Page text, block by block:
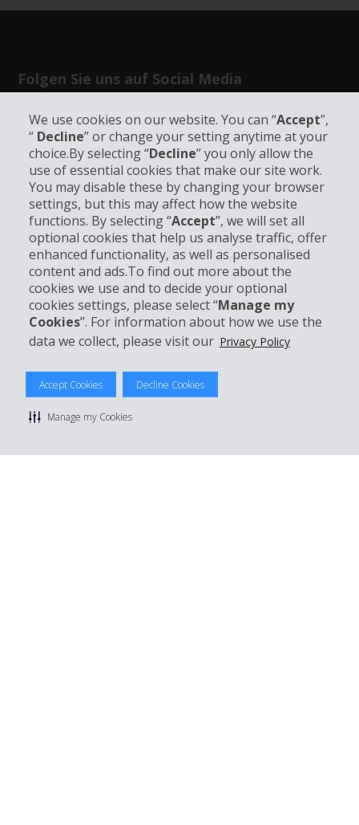
We use cookies on our website. You can “Accept”,
“ Decline” or change your setting anytime at your
choice.By selecting “Decline” you only allow the
use of essential cookies that make our site work.
You may disable these by changing your browser
settings, but this may affect how the website
functions. By selecting “Accept”, we will set all
optional cookies that help us analyse traffic, offer
enhanced functionality, as well as personalised
content and ads.To find out more about the
cookies we use and to decide your optional
cookies settings, please select “Manage my
Cookies”. For information about how we use the
data we collect, please visit our Privacy Policy
Accept Cookies Decline Cookies
Manage my Cookies
Folgen Sie uns auf Social Media
Unternehmensinformation
Partner
Kundenservice
Mieten bei Hertz
© 2026 The Hertz System, Inc.
Datenschutzrichtlinie |